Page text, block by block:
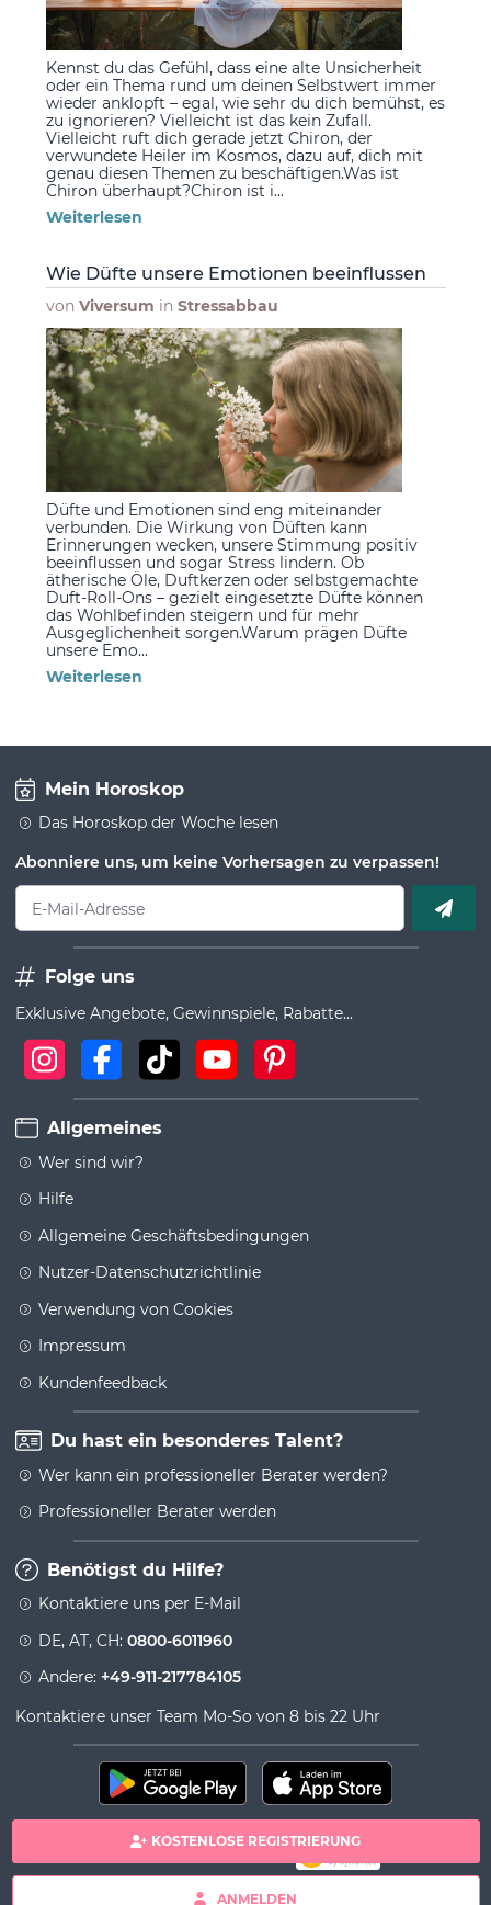
KOSTENLOSE REGISTRIERUNG
ANMELDEN
Kennst du das Gefühl, dass eine alte Unsicherheit
oder ein Thema rund um deinen Selbstwert immer
wieder anklopft – egal, wie sehr du dich bemühst, es
zu ignorieren? Vielleicht ist das kein Zufall.
Vielleicht ruft dich gerade jetzt Chiron, der
verwundete Heiler im Kosmos, dazu auf, dich mit
genau diesen Themen zu beschäftigen.Was ist
Chiron überhaupt?Chiron ist i...
Weiterlesen
Wie Düfte unsere Emotionen beeinflussen
von Viversum in Stressabbau
Düfte und Emotionen sind eng miteinander
verbunden. Die Wirkung von Düften kann
Erinnerungen wecken, unsere Stimmung positiv
beeinflussen und sogar Stress lindern. Ob
ätherische Öle, Duftkerzen oder selbstgemachte
Duft-Roll-Ons – gezielt eingesetzte Düfte können
das Wohlbefinden steigern und für mehr
Ausgeglichenheit sorgen.Warum prägen Düfte
unsere Emo...
Weiterlesen
Mein Horoskop
Das Horoskop der Woche lesen
Abonniere uns, um keine Vorhersagen zu verpassen!
E-Mail-Adresse
Folge uns
Exklusive Angebote, Gewinnspiele, Rabatte...
Allgemeines
Wer sind wir?
Hilfe
Allgemeine Geschäftsbedingungen
Nutzer-Datenschutzrichtlinie
Verwendung von Cookies
Impressum
Kundenfeedback
Du hast ein besonderes Talent?
Wer kann ein professioneller Berater werden?
Professioneller Berater werden
Benötigst du Hilfe?
Kontaktiere uns per E-Mail
DE, AT, CH: 0800-6011960
Andere: +49-911-217784105
Kontaktiere unser Team Mo-So von 8 bis 22 Uhr
100% sichere Zahlung
Copyright& copy 2026 Viversum - Powered by Ingenio